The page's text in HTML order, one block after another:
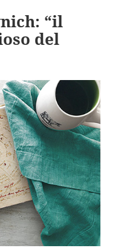
“il
del